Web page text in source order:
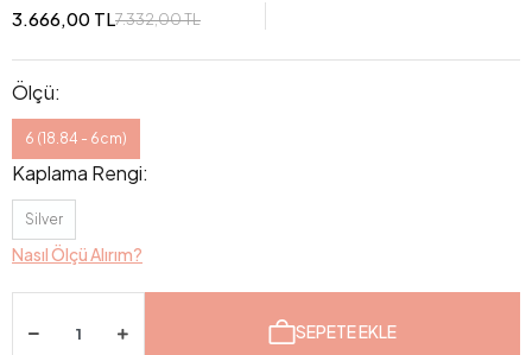
3.666,00 TL7.332,00 TL
Ölçü:
6 (18.84 - 6cm)
Kaplama Rengi:
Silver
Nasıl Ölçü Alırım?
SEPETE EKLE